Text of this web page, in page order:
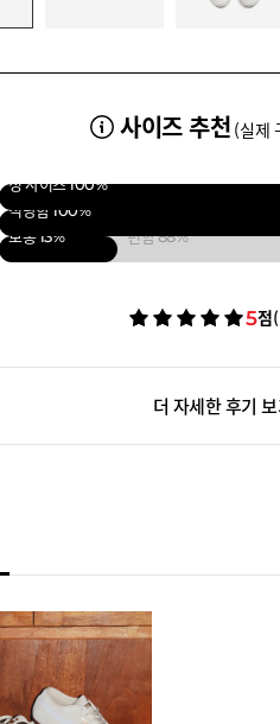
사이즈 추천 (실제
정 사이즈100%
적당함 100%
보통 13% 편함88%
5점
더 자세한 후기